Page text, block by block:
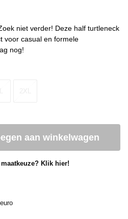
niet verder! Deze half turtleneck
voor casual en formele
nog!
aan winkelwagen
Klik hier!